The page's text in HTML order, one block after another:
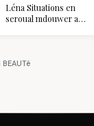
Léna Situations en
seroual mdouwer au
pièce mode de l'été
BEAUTé